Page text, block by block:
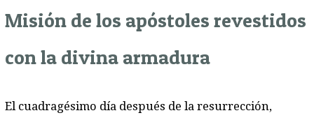
Misión de los apóstoles revestidos
con la divina armadura
El cuadragésimo día después de la resurrección,